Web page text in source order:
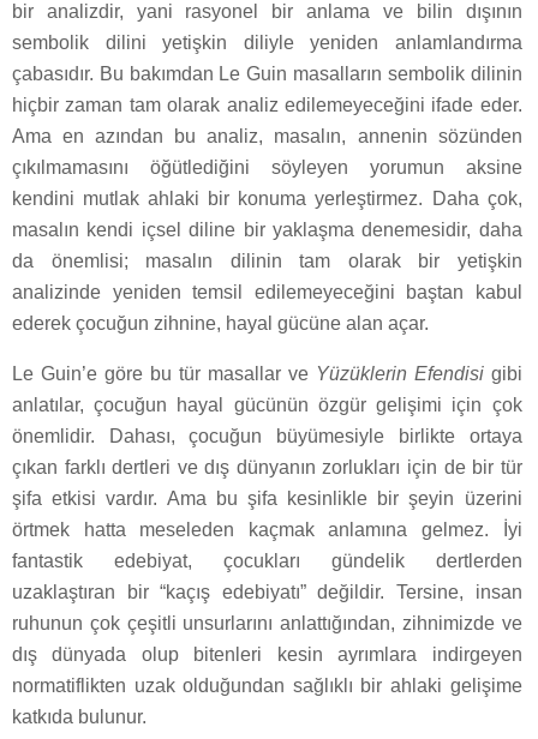
bir analizdir, yani rasyonel bir anlama ve bilin dışının
sembolik dilini yetişkin diliyle yeniden anlamlandırma
çabasıdır. Bu bakımdan Le Guin masalların sembolik dilinin
hiçbir zaman tam olarak analiz edilemeyeceğini ifade eder.
Ama en azından bu analiz, masalın, annenin sözünden
çıkılmamasını öğütlediğini söyleyen yorumun aksine
kendini mutlak ahlaki bir konuma yerleştirmez. Daha çok,
masalın kendi içsel diline bir yaklaşma denemesidir, daha
da önemlisi; masalın dilinin tam olarak bir yetişkin
analizinde yeniden temsil edilemeyeceğini baştan kabul
ederek çocuğun zihnine, hayal gücüne alan açar.
Le Guin’e göre bu tür masallar ve Yüzüklerin Efendisigibi
anlatılar, çocuğun hayal gücünün özgür gelişimi için çok
önemlidir. Dahası, çocuğun büyümesiyle birlikte ortaya
çıkan farklı dertleri ve dış dünyanın zorlukları için de bir tür
şifa etkisi vardır. Ama bu şifa kesinlikle bir şeyin üzerini
örtmek hatta meseleden kaçmak anlamına gelmez. İyi
fantastik edebiyat, çocukları gündelik dertlerden
uzaklaştıran bir “kaçış edebiyatı” değildir. Tersine, insan
ruhunun çok çeşitli unsurlarını anlattığından, zihnimizde ve
dış dünyada olup bitenleri kesin ayrımlara indirgeyen
normatiflikten uzak olduğundan sağlıklı bir ahlaki gelişime
katkıda bulunur.